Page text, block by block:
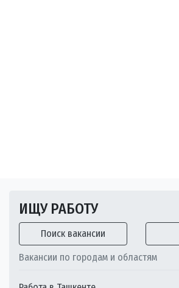
ИЩУ РАБОТУ
Поиск вакансии
Вакансии по городам и областям